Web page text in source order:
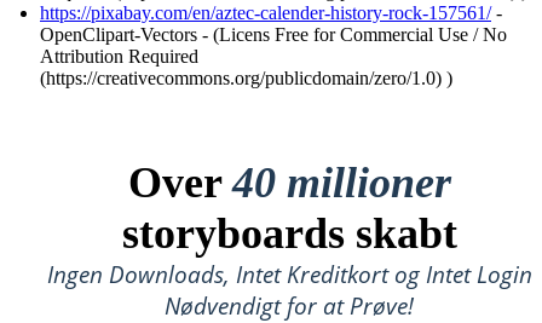
https://pixabay.com/en/aztec-calender-history-rock-157561/-
OpenClipart-Vectors - (Licens Free for Commercial Use / No
Attribution Required
(https://creativecommons.org/publicdomain/zero/1.0) )
Over40 millioner
storyboards skabt
Ingen Downloads, Intet Kreditkort og Intet Login
Nødvendigt for at Prøve!